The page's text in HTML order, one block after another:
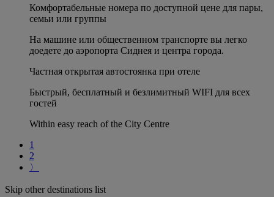
Комфортабельные номера по доступной цене для пары,
семьи или группы
На машине или общественном транспорте вы легко
доедете до аэропорта Сиднея и центра города.
Частная открытая автостоянка при отеле
Быстрый, бесплатный и безлимитный WIFI для всех
гостей
Within easy reach of the City Centre
1
2
〉
Skip other destinations list